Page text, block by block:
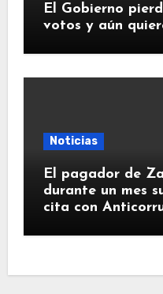
El Gobierno
votos y aún
Noticias
El pagador de
durante un mes
cita con